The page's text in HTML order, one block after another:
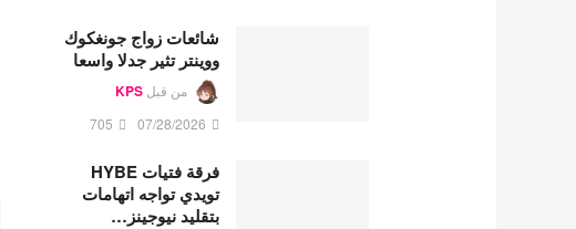
شائعات زواج جونغكوك
ووينتر تثير جدلا واسعا
من قبل KPS
07/28/2026
705
فرقة فتيات HYBE
تويدي تواجه اتهامات
بتقليد نيوجينز…